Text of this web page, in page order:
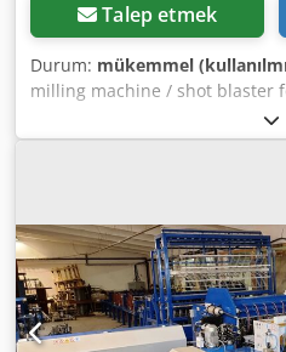
Talep etmek
Durum: mükemmel
milling machine / shot blaster
from the renowned Swiss
This machine is designed for
adhesives, paint, epoxy
condition. Robust industrial
high-performance ABB motor
repair and industrial works.
Manufacturer: Früh / Blastrac •
Machine type: concrete